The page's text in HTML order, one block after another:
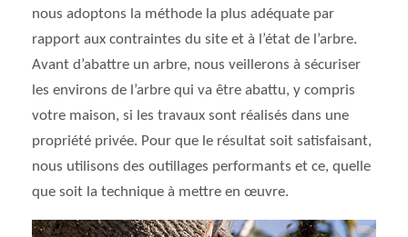
nous adoptons la méthode la plus adéquate par
rapport aux contraintes du site et à l’état de l’arbre.
Avant d’abattre un arbre, nous veillerons à sécuriser
les environs de l’arbre qui va être abattu, y compris
votre maison, si les travaux sont réalisés dans une
propriété privée. Pour que le résultat soit satisfaisant,
nous utilisons des outillages performants et ce, quelle
que soit la technique à mettre en œuvre.